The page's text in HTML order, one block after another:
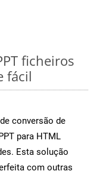
ficheiros
fácil
conversão de
para HTML
Esta solução
com outras